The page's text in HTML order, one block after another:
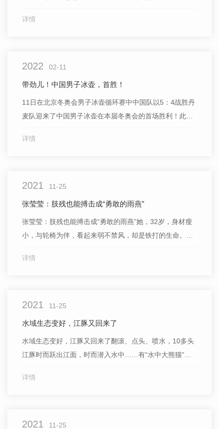
对冰雪项目了解得更多了：谷爱凌的“1620”、苏翊鸣
然，奖牌和热...
详情
2022 02-11
带劲儿！中国男子冰壶，首胜！
11日在北京冬奥会男子冰壶循环赛中中国队以5：4战胜丹
麦队迎来了中国男子冰壶在本届冬奥会的首场胜利！此前
场比赛中中国队打出了气势拼出了 ！马秀玥、邹强、王智
详情
2021 11-25
张莹莹：肢残也能搏击成“勇敢的雨燕”
张莹莹：肢残也能搏击成“勇敢的雨燕”她，32岁，身材瘦
小，与轮椅为伴，看起来弱不禁风，却是铁打的生命。她
心主任。她是一名残疾人，被誉为“勇敢的雨燕”，日前荣
圈，她转...
详情
2021 11-25
水域生态变好，江豚又回来了
水域生态变好，江豚又回来了翻滚、点头、喷水，10多头
江豚时而跃出江面，时而潜入水中……有“水中大熊猫”之
归，给南昌市水域生态修复工作打了‘高分’。”江西省南昌
西省和...
详情
2021 11-25